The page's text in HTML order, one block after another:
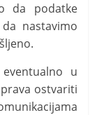
da podatke
nastavimo
u
ostvariti